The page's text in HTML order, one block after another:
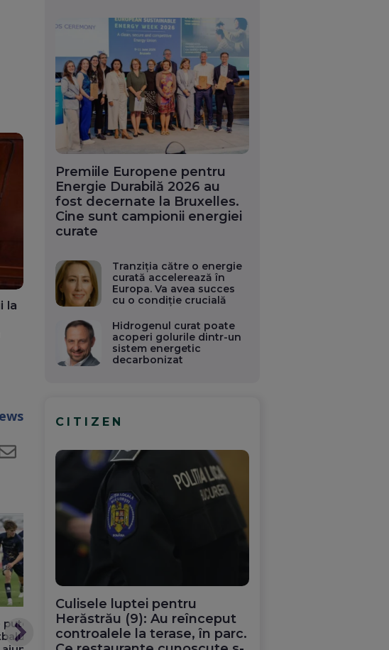
la
putem învăța de la
nordic? Cum
Culisele unui transfer
surprinzător: De ce a
Premiile Europene pentru
Energie Durabilă 2026 au
fost decernate la Bruxelles.
Cine sunt campionii energiei
curate
Tranziția către o energie
curată accelerează în
Europa. Va avea succes
cu o condiție crucială
Hidrogenul curat poate
acoperi golurile dintr-un
sistem energetic
decarbonizat
CITIZEN
Culisele luptei pentru
Herăstrău (9): Au reînceput
controalele la terase, în parc.